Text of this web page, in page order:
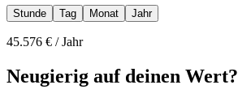
Stunde Tag Monat Jahr
45.576 € /Jahr
Neugierig auf deinen Wert?